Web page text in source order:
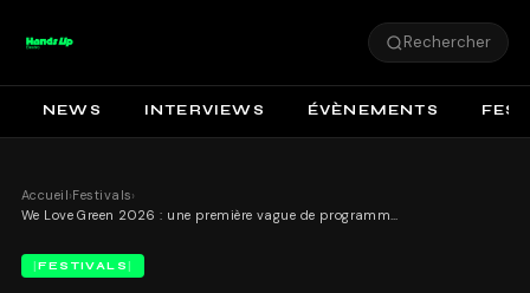
Rechercher
NEWS INTERVIEWS ÉVÈNEMENTS
Accueil›Festivals›
We Love Green 2026 : une première vague de programmation frappante !
FESTIVALS